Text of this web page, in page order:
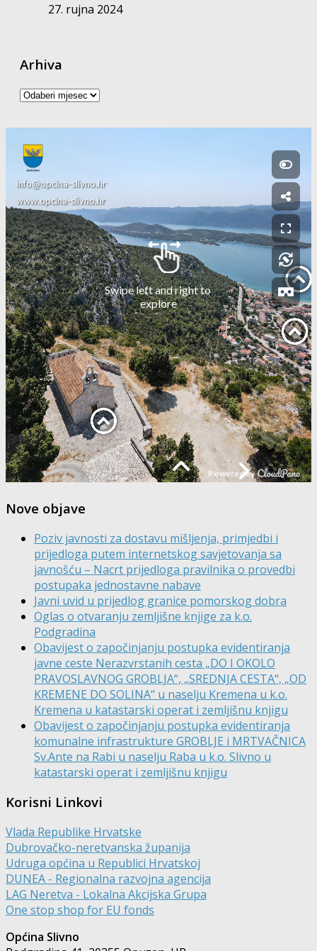
27. rujna 2024
Arhiva
Arhiva
Nove objave
Poziv javnosti za dostavu mišljenja, primjedbi i
prijedloga putem internetskog savjetovanja sa
javnošću – Nacrt prijedloga pravilnika o provedbi
postupaka jednostavne nabave
Javni uvid u prijedlog granice pomorskog dobra
Oglas o otvaranju zemljišne knjige za k.o.
Podgradina
Obavijest o započinjanju postupka evidentiranja
javne ceste Nerazvrstanih cesta „DO I OKOLO
PRAVOSLAVNOG GROBLJA“, „SREDNJA CESTA“, „OD
KREMENE DO SOLINA“ u naselju Kremena u k.o.
Kremena u katastarski operat i zemljišnu knjigu
Obavijest o započinjanju postupka evidentiranja
komunalne infrastrukture GROBLJE i MRTVAČNICA
Sv.Ante na Rabi u naselju Raba u k.o. Slivno u
katastarski operat i zemljišnu knjigu
Korisni Linkovi
Vlada Republike Hrvatske
Dubrovačko-neretvanska županija
Udruga općina u Republici Hrvatskoj
DUNEA - Regionalna razvojna agencija
LAG Neretva - Lokalna Akcijska Grupa
One stop shop for EU fonds
Općina Slivno